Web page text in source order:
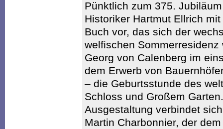
Pünktlich zum 375.
Historiker Hartmut Ellrich
Buch vor, das sich der
welfischen
Georg von Calenberg im
dem Erwerb von
– die Geburtsstunde des
Schloss und Großem
Ausgestaltung verbindet
Martin Charbonnier, der